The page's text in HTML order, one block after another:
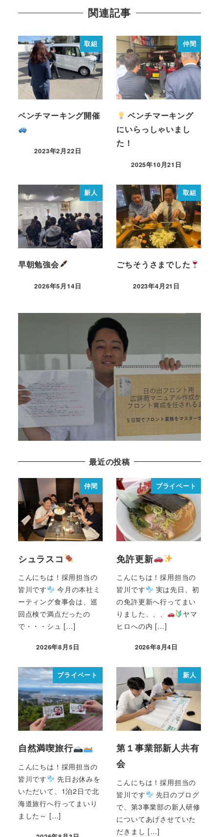
関連記事
取組
ベンチマーキング開催
2023年2月22日
仲間
ベンチマーキング
にいらっしゃいまし
た！
2025年10月21日
新人
早朝勉強会
2026年5月14日
取組
ごちそうさまでした
2023年4月21日
育成面談を実施していま
2024年8月7日
READ MORE
最近の投稿
仲間
シュラスコ
こんにちは！採用担当の
皆川です
今月の本社ミ
ーティング食事会は、巡
回点検で満点だったの
で・・・シュ […]
2026年8月5日
プライベート
免許更新
こんにちは！採用担当の
皆川です
実は先日、初
の免許更新へ行ってまい
りました、、、
ヤマ
ヒロへの内 […]
2026年8月4日
プライベート
自然満喫旅行
こんにちは！採用担当の
皆川です
先日お休みを
いただいて、1泊2日で北
海道旅行へ行ってまいり
ました～ […]
新人
第１事業部新人共有
会
こんにちは！採用担当の
皆川です
先日のブログ
で、第3事業部の新人研修
についてあげさせていた
だきまし […]